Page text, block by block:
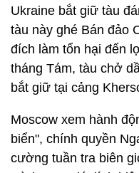
Ukraine bắt giữ tàu
tàu này ghé Bán đảo
đích làm tổn hại đến
tháng Tám, tàu chở
bắt giữ tại cảng
Moscow xem hành
biển", chính quyền
cường tuần tra biên